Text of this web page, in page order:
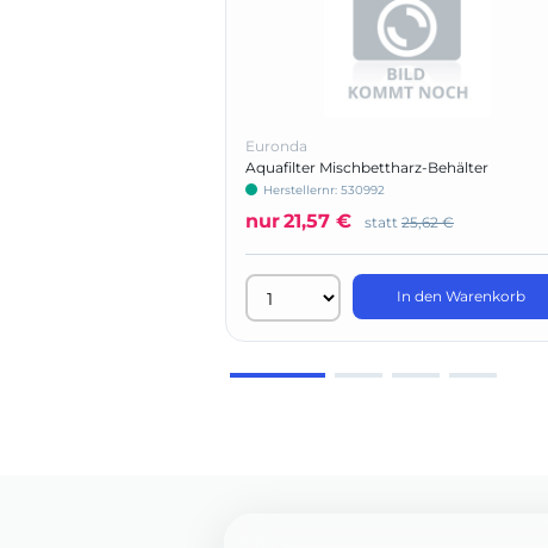
Euronda
Aquafilter Mischbettharz-Behälter
Herstellernr: 530992
nur21,57 € statt 25,62 €
In den Warenkorb